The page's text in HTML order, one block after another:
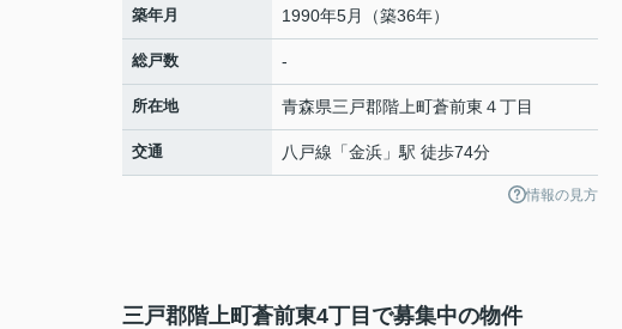
築年月 1990年5月（築36年）
総戸数 -
所在地 青森県三戸郡階上町蒼前東 ４丁目
交通 八戸線 「金浜 」駅 徒歩74分
情報の見方
三戸郡階上町蒼前東4丁目で募集中の物件